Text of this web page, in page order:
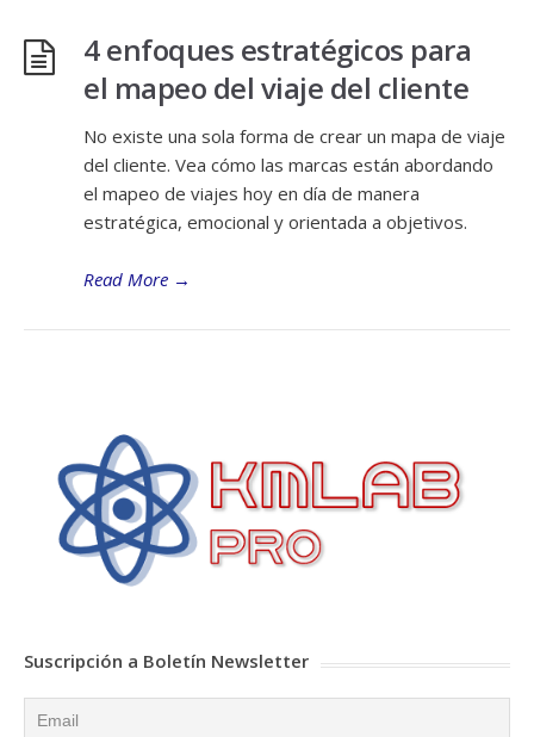
4 enfoques estratégicos para
el mapeo del viaje del cliente
No existe una sola forma de crear un mapa de viaje
del cliente. Vea cómo las marcas están abordando
el mapeo de viajes hoy en día de manera
estratégica, emocional y orientada a objetivos.
Read More →
Suscripción a Boletín Newsletter